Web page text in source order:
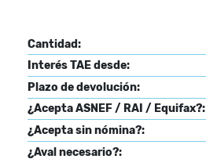
Cantidad:
Interés TAE desde:
Plazo de devolución:
¿Acepta ASNEF / RAI / Equifax?:
¿Acepta sin nómina?:
¿Aval necesario?: